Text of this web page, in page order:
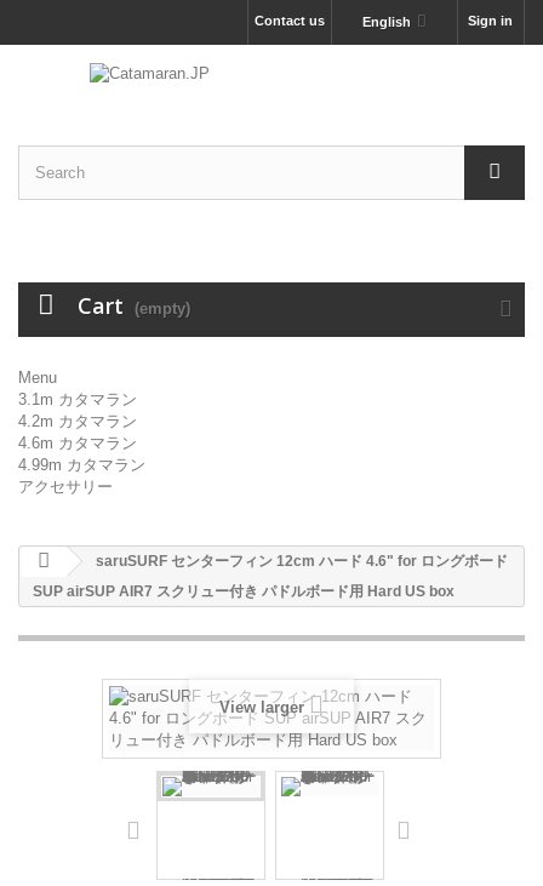
Sign in
English
Contact us
Cart (empty)
Menu
3.1m カタマラン
4.2m カタマラン
4.6m カタマラン
4.99m カタマラン
アクセサリー
saruSURF センターフィン 12cm ハード 4.6" for ロングボード
SUP airSUP AIR7 スクリュー付き パドルボード用 Hard US box
View larger